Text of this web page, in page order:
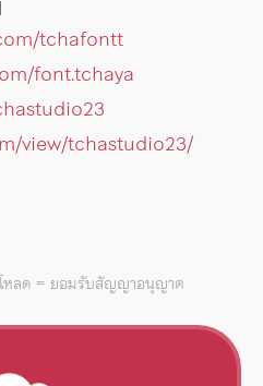
tchafontt
font.tchaya
view/tchastudio23/
หลด = ยอมรับสัญญาอนุญาต